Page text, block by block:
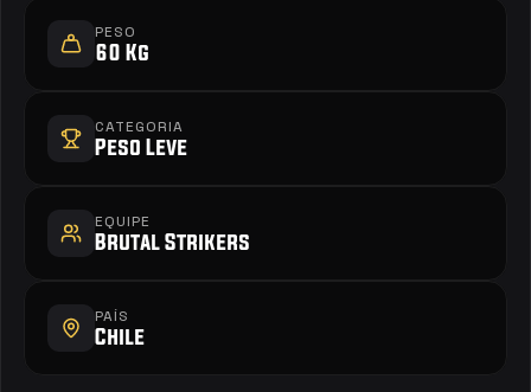
PESO
60 Kg
CATEGORIA
Peso Leve
EQUIPE
Brutal Strikers
PAÍS
Chile